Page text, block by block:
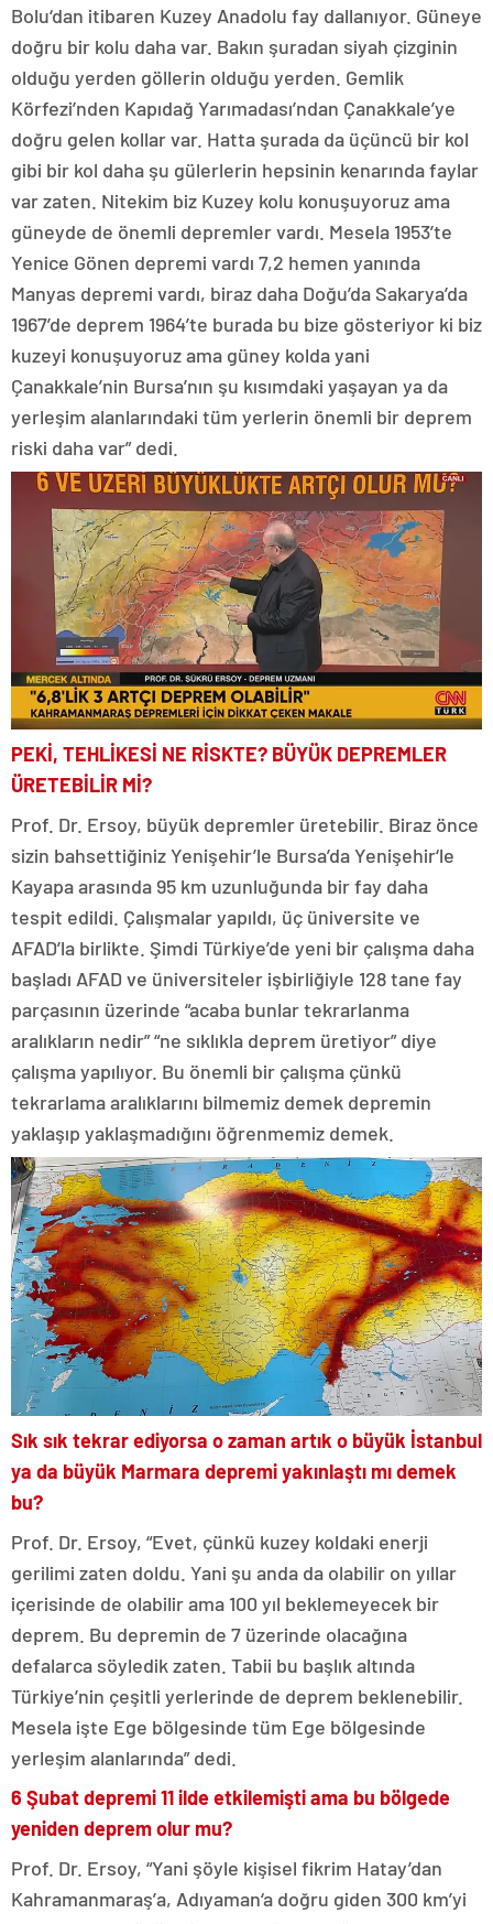
Bolu‘dan itibaren Kuzey Anadolu fay dallanıyor. Güneye
doğru bir kolu daha var. Bakın şuradan siyah çizginin
olduğu yerden göllerin olduğu yerden. Gemlik
Körfezi’nden Kapıdağ Yarımadası’ndan Çanakkale’ye
doğru gelen kollar var. Hatta şurada da üçüncü bir kol
gibi bir kol daha şu gülerlerin hepsinin kenarında faylar
var zaten. Nitekim biz Kuzey kolu konuşuyoruz ama
güneyde de önemli depremler vardı. Mesela 1953’te
Yenice Gönen depremi vardı 7,2 hemen yanında
Manyas depremi vardı, biraz daha Doğu’da Sakarya’da
1967’de deprem 1964’te burada bu bize gösteriyor ki biz
kuzeyi konuşuyoruz ama güney kolda yani
Çanakkale’nin Bursa’nın şu kısımdaki yaşayan ya da
yerleşim alanlarındaki tüm yerlerin önemli bir deprem
riski daha var” dedi.
PEKİ, TEHLİKESİ NE RİSKTE? BÜYÜK DEPREMLER
ÜRETEBİLİR Mİ?
Prof. Dr. Ersoy, büyük depremler üretebilir. Biraz önce
sizin bahsettiğiniz Yenişehir’le Bursa’da Yenişehir‘le
Kayapa arasında 95 km uzunluğunda bir fay daha
tespit edildi. Çalışmalar yapıldı, üç üniversite ve
AFAD’la birlikte. Şimdi Türkiye’de yeni bir çalışma daha
başladı AFAD ve üniversiteler işbirliğiyle 128 tane fay
parçasının üzerinde “acaba bunlar tekrarlanma
aralıkların nedir” “ne sıklıkla deprem üretiyor” diye
çalışma yapılıyor. Bu önemli bir çalışma çünkü
tekrarlama aralıklarını bilmemiz demek depremin
yaklaşıp yaklaşmadığını öğrenmemiz demek.
Sık sık tekrar ediyorsa o zaman artık o büyük İstanbul
ya da büyük Marmara depremi yakınlaştı mı demek
bu?
Prof. Dr. Ersoy, “Evet, çünkü kuzey koldaki enerji
gerilimi zaten doldu. Yani şu anda da olabilir on yıllar
içerisinde de olabilir ama 100 yıl beklemeyecek bir
deprem. Bu depremin de 7 üzerinde olacağına
defalarca söyledik zaten. Tabii bu başlık altında
Türkiye’nin çeşitli yerlerinde de deprem beklenebilir.
Mesela işte Ege bölgesinde tüm Ege bölgesinde
yerleşim alanlarında” dedi.
6 Şubat depremi 11 ilde etkilemişti ama bu bölgede
yeniden deprem olur mu?
Prof. Dr. Ersoy, “Yani şöyle kişisel fikrim Hatay’dan
Kahramanmaraş’a, Adıyaman‘a doğru giden 300 km’yi